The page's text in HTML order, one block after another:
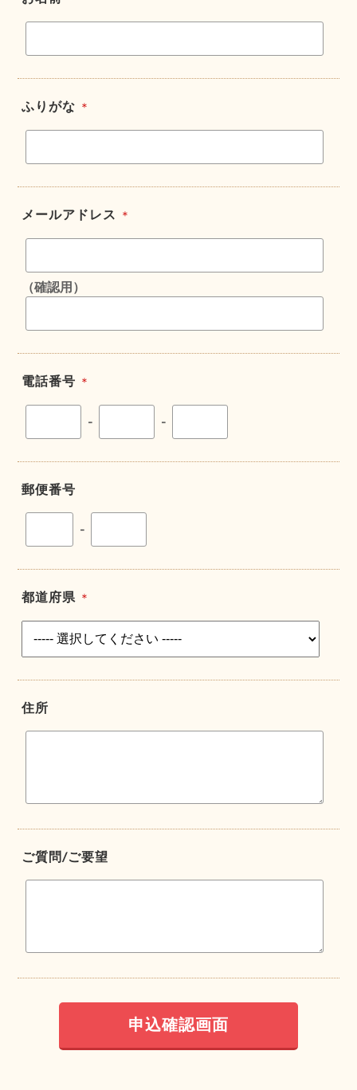
ふりがな ＊
メールアドレス ＊
（確認用）
電話番号 ＊
- -
郵便番号
-
都道府県 ＊
住所
ご質問/ご要望